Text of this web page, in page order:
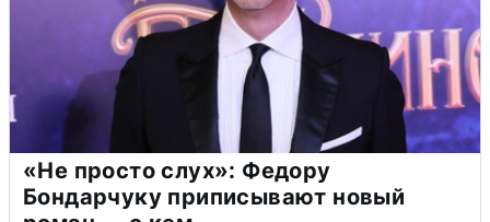
«Не просто слух»: Федору
Бондарчуку приписывают новый